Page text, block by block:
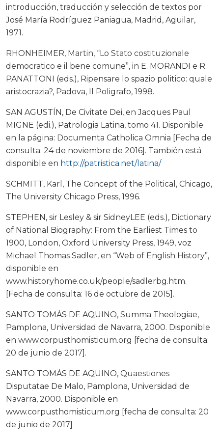
introducción, traducción y selección de textos por
José María Rodríguez Paniagua, Madrid, Aguilar,
1971.
RHONHEIMER, Martin, “Lo Stato costituzionale
democratico e il bene comune”, in E. MORANDI e R.
PANATTONI (eds.), Ripensare lo spazio politico: quale
aristocrazia?, Padova, Il Poligrafo, 1998.
SAN AGUSTÍN, De Civitate Dei, en Jacques Paul
MIGNE (edi.), Patrologia Latina, tomo 41. Disponible
en la página: Documenta Catholica Omnia [Fecha de
consulta: 24 de noviembre de 2016]. También está
disponible en http://patristica.net/latina/
SCHMITT, Karl, The Concept of the Political, Chicago,
The University Chicago Press, 1996.
STEPHEN, sir Lesley & sir SidneyLEE (eds.), Dictionary
of National Biography: From the Earliest Times to
1900, London, Oxford University Press, 1949, voz
Michael Thomas Sadler, en “Web of English History”,
disponible en
www.historyhome.co.uk/people/sadlerbg.htm.
[Fecha de consulta: 16 de octubre de 2015].
SANTO TOMÁS DE AQUINO, Summa Theologiae,
Pamplona, Universidad de Navarra, 2000. Disponible
en www.corpusthomisticum.org [fecha de consulta:
20 de junio de 2017].
SANTO TOMÁS DE AQUINO, Quaestiones
Disputatae De Malo, Pamplona, Universidad de
Navarra, 2000. Disponible en
www.corpusthomisticum.org [fecha de consulta: 20
de junio de 2017]